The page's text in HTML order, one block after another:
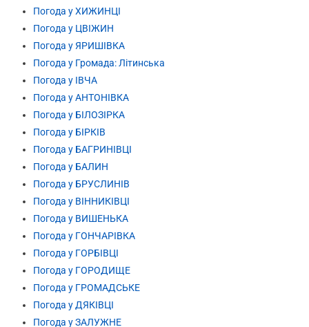
Погода у ХИЖИНЦІ
Погода у ЦВІЖИН
Погода у ЯРИШІВКА
Погода у Громада: Літинська
Погода у ІВЧА
Погода у АНТОНІВКА
Погода у БІЛОЗІРКА
Погода у БІРКІВ
Погода у БАГРИНІВЦІ
Погода у БАЛИН
Погода у БРУСЛИНІВ
Погода у ВІННИКІВЦІ
Погода у ВИШЕНЬКА
Погода у ГОНЧАРІВКА
Погода у ГОРБІВЦІ
Погода у ГОРОДИЩЕ
Погода у ГРОМАДСЬКЕ
Погода у ДЯКІВЦІ
Погода у ЗАЛУЖНЕ